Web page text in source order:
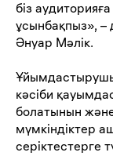
біз
ұсынбақпыз», –
Әнуар Мәлік.
кәсіби
болатынын
мүмкіндіктер
серіктестерге